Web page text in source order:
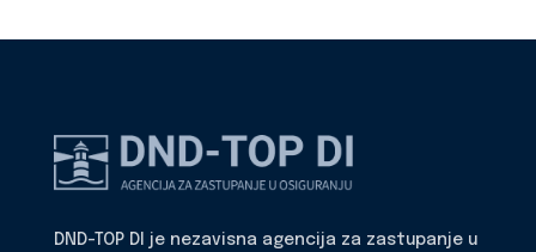
DND-TOP DI je nezavisna agencija za zastupanje u